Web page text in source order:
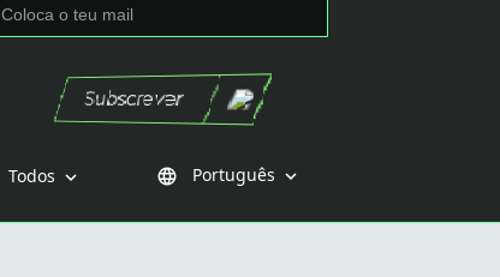
Subscrever
Todos expand_more language Português expand_more